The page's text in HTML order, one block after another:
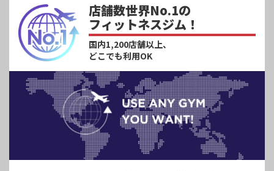
店舗数世界No.1の
フィットネスジム！
国内1,200店舗以上、
どこでも利用OK